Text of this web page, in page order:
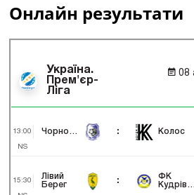
Онлайн результати